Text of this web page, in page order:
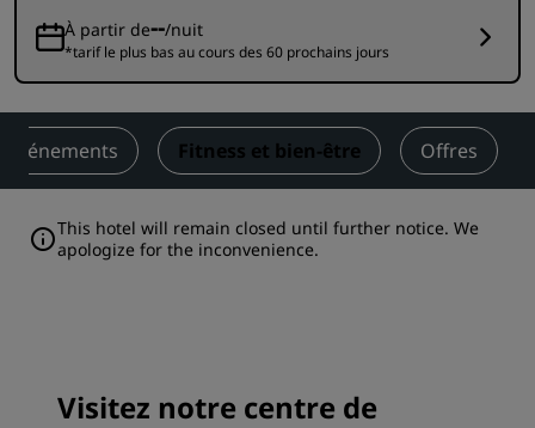
À partir de--/nuit
*tarif le plus bas au cours des 60 prochains jours
événements Fitness et bien-être Offres
This hotel will remain closed until further notice. We
apologize for the inconvenience.
Visitez notre centre de